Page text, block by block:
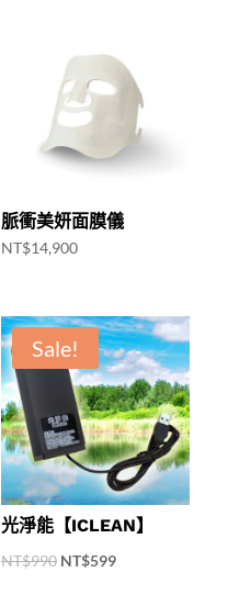
脈衝美妍面膜儀
NT$14,900
Sale!
光淨能【ICLEAN】
NT$990 Original
NT$599Current